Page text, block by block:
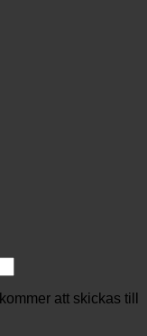
att skickas till